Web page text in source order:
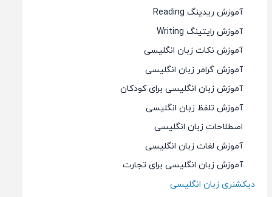
آموزش ریدینگ Reading
آموزش رایتینگ Writing
آموزش نکات زبان انگلیسی
آموزش گرامر زبان انگلیسی
آموزش زبان انگلیسی برای کودکان
آموزش تلفظ زبان انگلیسی
اصطلاحات زبان انگلیسی
آموزش لغات زبان انگلیسی
آموزش زبان انگلیسی برای تجارت
دیکشنری زبان انگلیسی